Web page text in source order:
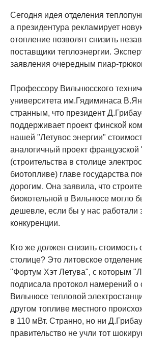
Сегодня идея отделения
а президентура рекламирует
отопление позволят снизить
поставщики теплоэнергии.
заявления очередным пиар-
Профессору Вильнюсского
университета им.Гядиминаса
странным, что президент
поддерживает проект финской
нашей "Летувос энергии"
аналогичный проект
(строительства в столице
биотопливе) главе государства
дорогим. Она заявила, что
биокотельной в Вильнюсе могло
дешевле, если бы у нас работали
конкуренции.
Кто же должен снизить стоимость
столице? Это литовское
"Фортум Хэт Летува", с которым
подписала протокол намерений о
Вильнюсе тепловой
другом топливе местного
в 110 мВт. Странно, но ни
правительство не учли тот